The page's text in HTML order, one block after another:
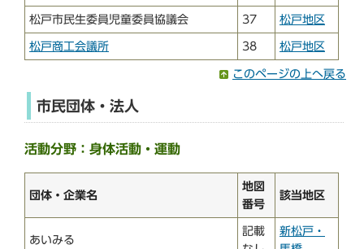
松戸市民生委員児童委員協議会 37 松戸地区
松戸商工会議所 38 松戸地区
このページの上へ戻る
市民団体・法人
活動分野：身体活動・運動
団体・企業名
地図
番号
該当地区
あいみる
記載
新松戸・